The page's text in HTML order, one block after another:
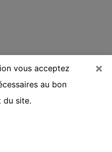
×
vous acceptez
au bon
du site.